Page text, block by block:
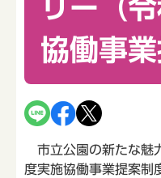
リー（
協働事業
市立公園の新たな魅
度実施協働事業提案制